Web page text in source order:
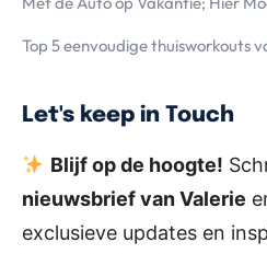
Top 5 eenvoudige thuisworkouts
Let's keep in Touch
Blijf op de hoogte!
nieuwsbrief van Valerie
exclusieve updates en